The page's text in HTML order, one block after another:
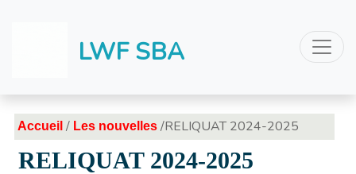
LWF SBA
Accueil/ Les nouvelles/RELIQUAT 2024-2025
RELIQUAT 2024-2025